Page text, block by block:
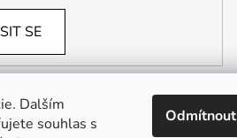
Dalším
souhlas s
Odmítnout
SE